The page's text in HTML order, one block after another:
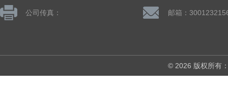
公司传真： 邮箱：
© 2026 版权所有